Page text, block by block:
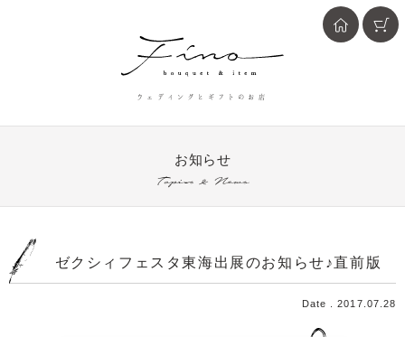
ウェディングとギフトのお店
お知らせ
Topics & News
ゼクシィフェスタ東海出展のお知らせ♪直前版
Date . 2017.07.28